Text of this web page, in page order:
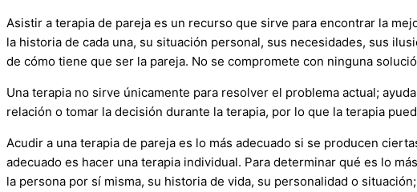
Asistir a terapia de pareja es un recurso que sirve para encontrar la
la historia de cada una, su situación personal, sus necesidades, sus
de cómo tiene que ser la pareja. No se compromete con ninguna
Una terapia no sirve únicamente para resolver el problema actual;
relación o tomar la decisión durante la terapia, por lo que la terapia
Acudir a una terapia de pareja es lo más adecuado si se producen
adecuado es hacer una terapia individual. Para determinar qué es lo
la persona por sí misma, su historia de vida, su personalidad o